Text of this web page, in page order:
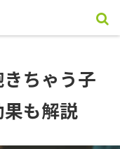
ちゃう子
も解説